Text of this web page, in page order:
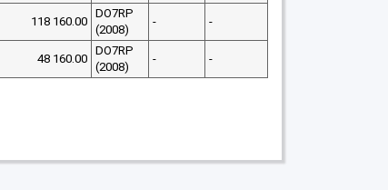
118 160.00
DO7RP
(2008)
- -
48 160.00
DO7RP
(2008)
- -